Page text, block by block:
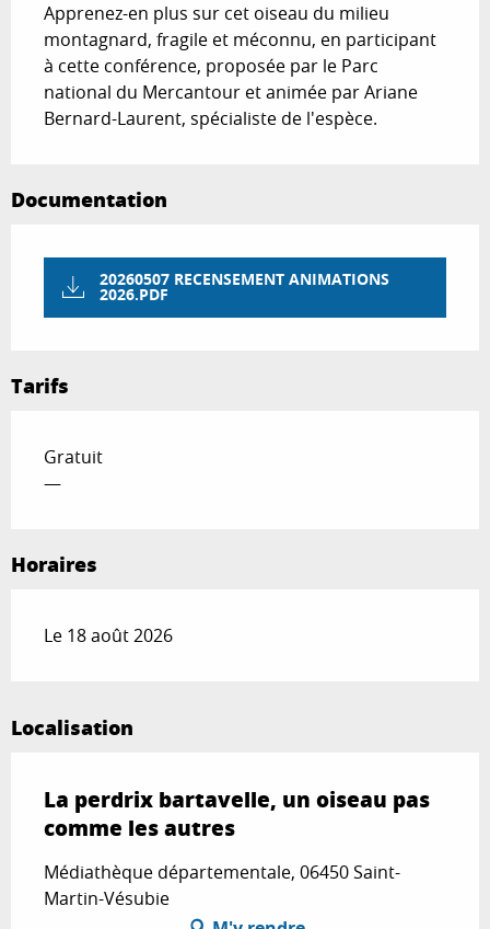
Apprenez-en plus sur cet oiseau du milieu
montagnard, fragile et méconnu, en participant
à cette conférence, proposée par le Parc
national du Mercantour et animée par Ariane
Bernard-Laurent, spécialiste de l'espèce.
Documentation
20260507 RECENSEMENT ANIMATIONS
2026.PDF
Tarifs
Gratuit
—
Horaires
Le 18 août 2026
Localisation
La perdrix bartavelle, un oiseau pas
comme les autres
Médiathèque départementale, 06450 Saint-
Martin-Vésubie